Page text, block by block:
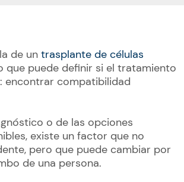
de un trasplante de células
que puede definir si el tratamiento
encontrar compatibilidad
o de las opciones
existe un factor que no
pero que puede cambiar por
de una persona.